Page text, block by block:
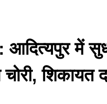
में
शिकायत